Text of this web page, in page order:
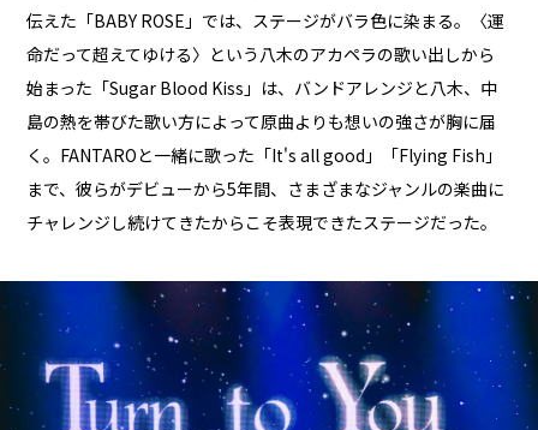
伝えた「BABY ROSE」では、ステージがバラ色に染まる。〈運
命だって超えてゆける〉という八木のアカペラの歌い出しから
始まった「Sugar Blood Kiss」は、バンドアレンジと八木、中
島の熱を帯びた歌い方によって原曲よりも想いの強さが胸に届
く。FANTAROと一緒に歌った「It's all good」「Flying Fish」
まで、彼らがデビューから5年間、さまざまなジャンルの楽曲に
チャレンジし続けてきたからこそ表現できたステージだった。